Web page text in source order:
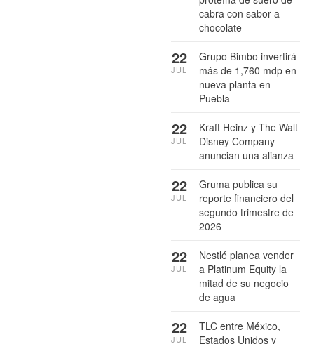
cabra con sabor a
chocolate
Grupo Bimbo invertirá
más de 1,760 mdp en
nueva planta en
Puebla
22
JUL
Kraft Heinz y The Walt
Disney Company
anuncian una alianza
22
JUL
Gruma publica su
reporte financiero del
segundo trimestre de
2026
22
JUL
Nestlé planea vender
a Platinum Equity la
mitad de su negocio
de agua
22
JUL
TLC entre México,
Estados Unidos y
22
JUL